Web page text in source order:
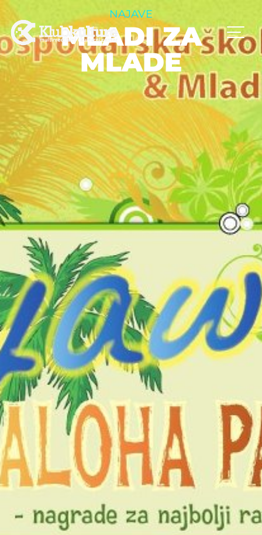
NAJAVE
MLADI ZA
MLADE